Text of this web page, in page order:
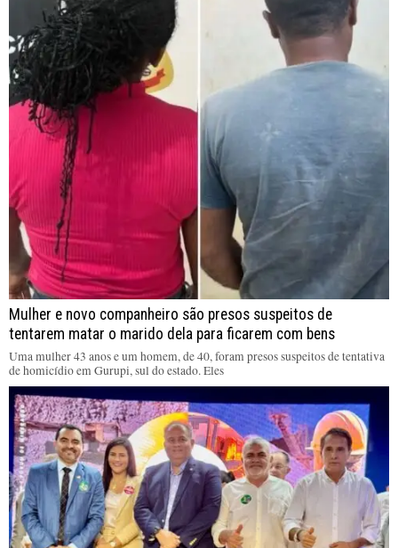
Mulher e novo companheiro são presos suspeitos de
tentarem matar o marido dela para ficarem com bens
Uma mulher 43 anos e um homem, de 40, foram presos suspeitos de tentativa
de homicídio em Gurupi, sul do estado. Eles